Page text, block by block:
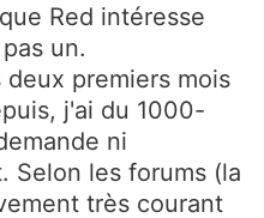
Red intéresse
un.
premiers mois
j'ai du 1000-
ni
Selon les forums (la
très courant